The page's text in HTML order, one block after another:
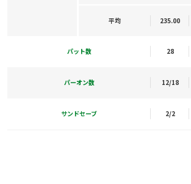
平均 235.00
パット数 28
パーオン数 12/18
サンドセーブ 2/2